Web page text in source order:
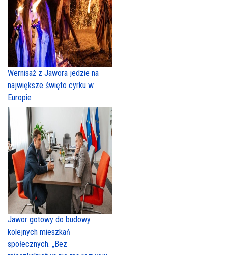
Wernisaż z Jawora jedzie na
największe święto cyrku w
Europie
Jawor gotowy do budowy
kolejnych mieszkań
społecznych. „Bez